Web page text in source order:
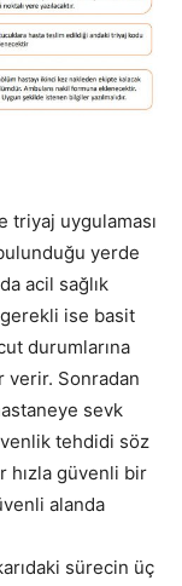
triyaj uygulaması
yerde
acil sağlık
ise basit
durumlarına
verir. Sonradan
sevk
tehdidi söz
hızla güvenli bir
alanda
sürecin üç